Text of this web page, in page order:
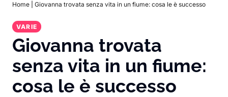
Home Giovanna trovata senza vita in un fiume: cosa le è successo
VARIE
Giovanna trovata
senza vita in un fiume:
cosa le è successo